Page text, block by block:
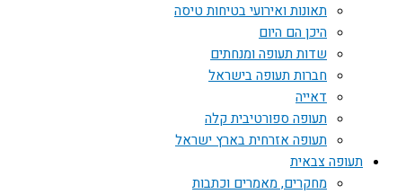
תאונות ואירועי בטיחות טיסה
היכן הם היום
שדות תעופה ומנחתים
חברות תעופה בישראל
דאייה
תעופה ספורטיבית קלה
תעופה אזרחית בארץ ישראל
תעופה צבאית
מחקרים, מאמרים וכתבות